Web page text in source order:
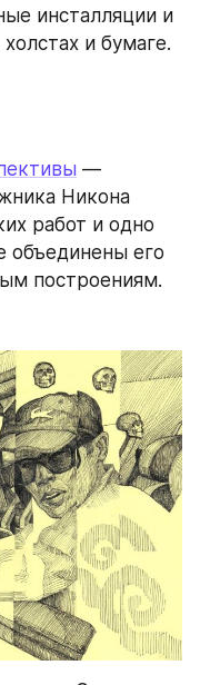
инсталляции и
и бумаге.
—
Никона
работ и одно
объединены его
построениям.